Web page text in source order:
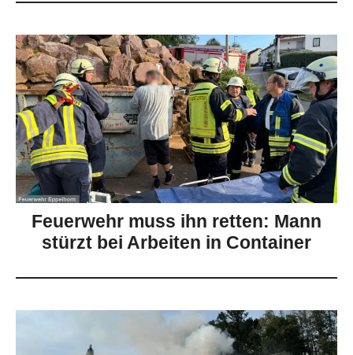
Feuerwehr muss ihn retten: Mann
stürzt bei Arbeiten in Container